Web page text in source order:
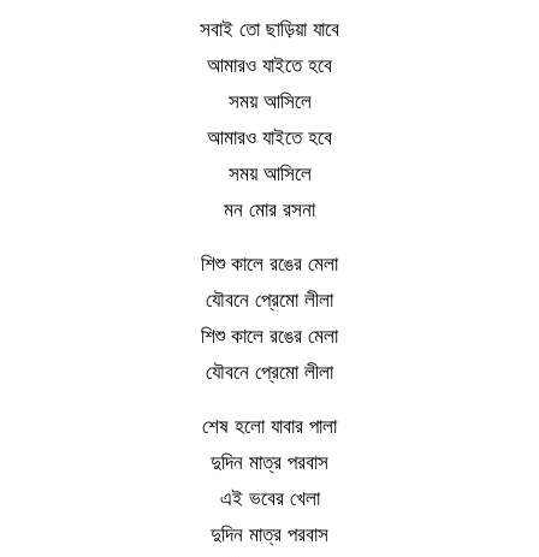
সবাই তো ছাড়িয়া যাবে
আমারও যাইতে হবে
সময় আসিলে
আমারও যাইতে হবে
সময় আসিলে
মন মোর রসনা
শিশু কালে রঙের মেলা
যৌবনে প্রেমো লীলা
শিশু কালে রঙের মেলা
যৌবনে প্রেমো লীলা
শেষ হলো যাবার পালা
দুদিন মাত্র পরবাস
এই ভবের খেলা
দুদিন মাত্র পরবাস